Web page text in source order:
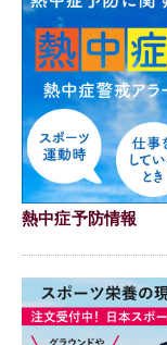
熱中症予防情報